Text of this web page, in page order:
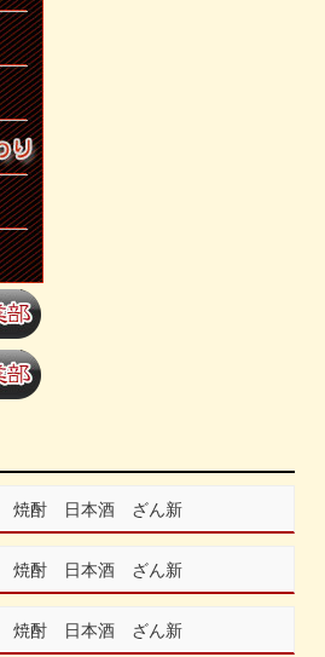
酎 日本酒 ざん新
酎 日本酒 ざん新
酎 日本酒 ざん新